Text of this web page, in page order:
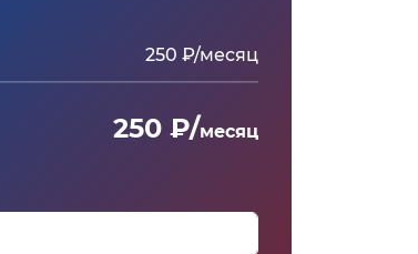
250 ₽/месяц
250 ₽/месяц